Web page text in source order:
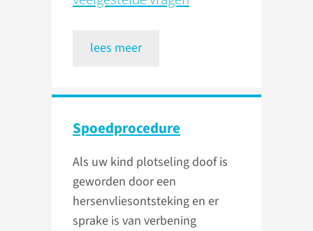
lees meer
Spoedprocedure
Als uw kind plotseling doof is
geworden door een
hersenvliesontsteking en er
sprake is van verbening